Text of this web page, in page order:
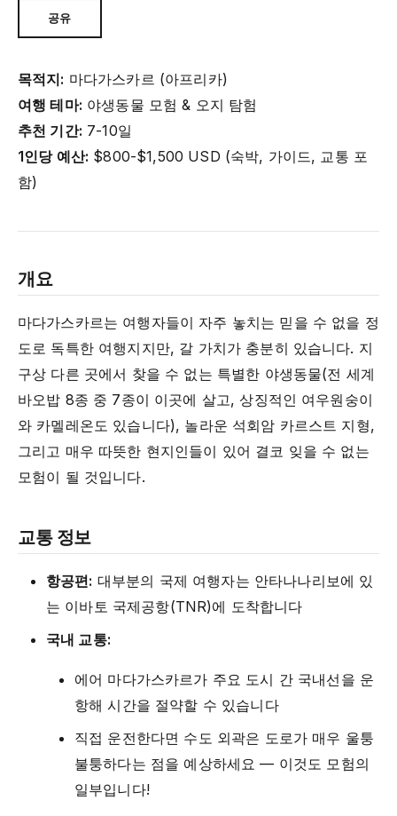
공유
목적지: 마다가스카르 (아프리카)
여행 테마: 야생동물 모험 & 오지 탐험
추천 기간: 7-10일
1인당 예산: $800-$1,500 USD (숙박, 가이드, 교통 포
함)
개요
마다가스카르는 여행자들이 자주 놓치는 믿을 수 없을 정
도로 독특한 여행지지만, 갈 가치가 충분히 있습니다. 지
구상 다른 곳에서 찾을 수 없는 특별한 야생동물(전 세계
바오밥 8종 중 7종이 이곳에 살고, 상징적인 여우원숭이
와 카멜레온도 있습니다), 놀라운 석회암 카르스트 지형,
그리고 매우 따뜻한 현지인들이 있어 결코 잊을 수 없는
모험이 될 것입니다.
교통 정보
항공편: 대부분의 국제 여행자는 안타나나리보에 있
는 이바토 국제공항(TNR)에 도착합니다
국내 교통:
에어 마다가스카르가 주요 도시 간 국내선을 운
항해 시간을 절약할 수 있습니다
직접 운전한다면 수도 외곽은 도로가 매우 울퉁
불퉁하다는 점을 예상하세요 — 이것도 모험의
일부입니다!